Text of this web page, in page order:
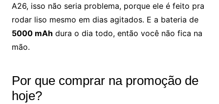
A26, isso não seria problema, porque ele é feito pra
rodar liso mesmo em dias agitados. E a bateria de
5000 mAh dura o dia todo, então você não fica na
mão.
Por que comprar na promoção de
hoje?